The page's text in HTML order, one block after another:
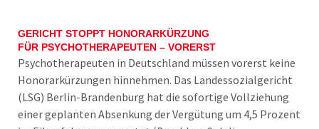
GERICHT STOPPT HONORARKÜRZUNG
FÜR PSYCHOTHERAPEUTEN – VORERST
Psychotherapeuten in Deutschland müssen vorerst keine
Honorarkürzungen hinnehmen. Das Landessozialgericht
(LSG) Berlin-Brandenburg hat die sofortige Vollziehung
einer geplanten Absenkung der Vergütung um 4,5 Prozent